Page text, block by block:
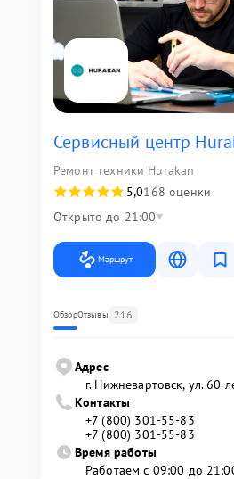
Сервисный центр
Ремонт техники Hurakan
5,0168 оценки
Открыто до 21:00
Маршрут
ОбзорОтзывы 216
Адрес
г. Нижневартовск, ул. 60
Контакты
+7 (800) 301-55-83
+7 (800) 301-55-83
Время работы
Работаем с 09:00 до